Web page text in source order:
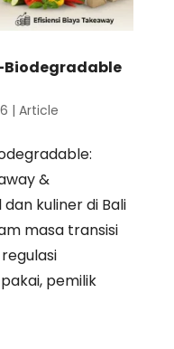
Biodegradable
| Article
&
kuliner di Bali
masa transisi
pemilik